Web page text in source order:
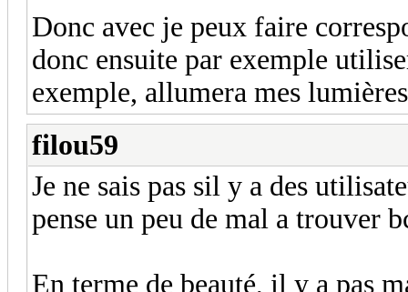
Donc avec je peux faire
donc ensuite par exemple
exemple, allumera mes
filou59
Je ne sais pas sil y a des
pense un peu de mal a trouver
En terme de beauté, il y a pas